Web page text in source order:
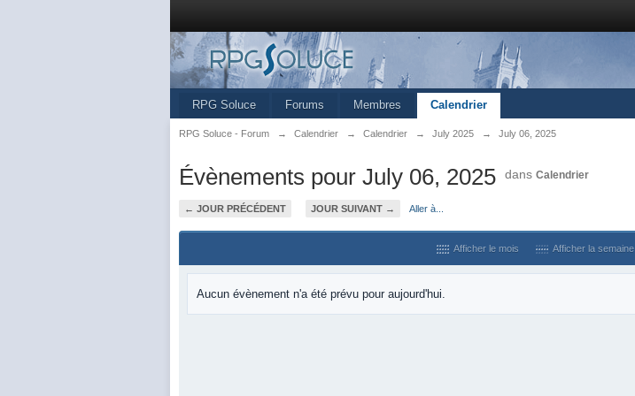
RPG Soluce Forums Membres Calendrier
RPG Soluce - Forum → Calendrier → Calendrier → July 2025 → July 06, 2025
Évènements pour July 06, 2025 dans Calendrier
← JOUR PRÉCÉDENT JOUR SUIVANT → Aller à...
Afficher le mois Afficher la semaine
Aucun évènement n'a été prévu pour aujourd'hui.